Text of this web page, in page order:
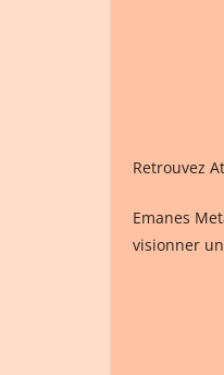
Retrouvez
Emanes
visionner